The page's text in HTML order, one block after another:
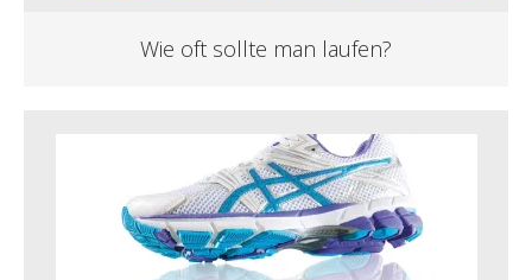
Wie oft sollte man laufen?